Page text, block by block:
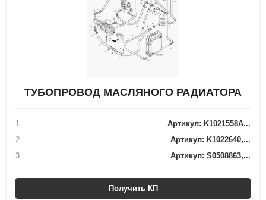
ТУБОПРОВОД МАСЛЯНОГО РАДИАТОРА
1
Артикул: K1021558A...
2
Артикул: K1022640,...
3
Артикул: S0508863,...
Получить КП